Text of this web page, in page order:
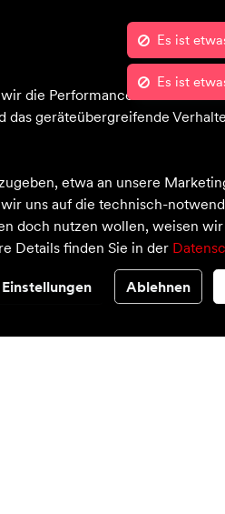
die Performance
geräteübergreifende
etwa an unsere
uns auf die technisch-
doch nutzen wollen, weisen
Details finden Sie in der
Einstellungen Ablehnen
Kontrast
BALL 12
Es ist
Es ist